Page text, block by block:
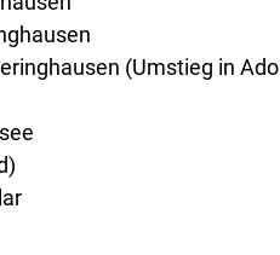
(Umstieg in